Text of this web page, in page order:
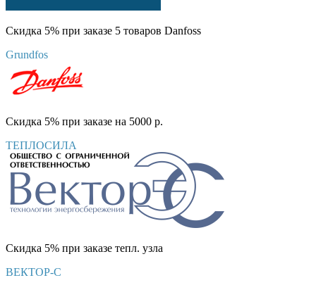
Скидка 5% при заказе 5 товаров Danfoss
Grundfos
Скидка 5% при заказе на 5000 р.
ТЕПЛОСИЛА
Скидка 5% при заказе тепл. узла
ВЕКТОР-С